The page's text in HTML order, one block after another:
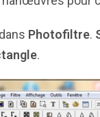
Photofiltre.
.